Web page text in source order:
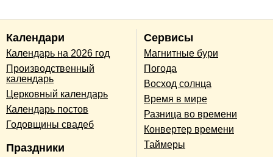
Календари
Календарь на 2026 год
Производственный
календарь
Церковный календарь
Календарь постов
Годовщины свадеб
Праздники
Сервисы
Магнитные бури
Погода
Восход солнца
Время в мире
Разница во времени
Конвертер времени
Таймеры